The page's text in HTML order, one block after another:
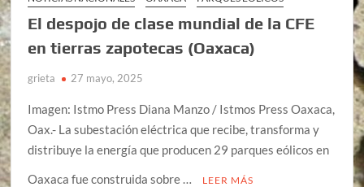
El despojo de clase mundial de la CFE
en tierras zapotecas (Oaxaca)
grieta 27 mayo, 2025
Imagen: Istmo Press Diana Manzo / Istmos Press Oaxaca,
Oax.- La subestación eléctrica que recibe, transforma y
distribuye la energía que producen 29 parques eólicos en
Oaxaca fue construida sobre …
LEER MÁS